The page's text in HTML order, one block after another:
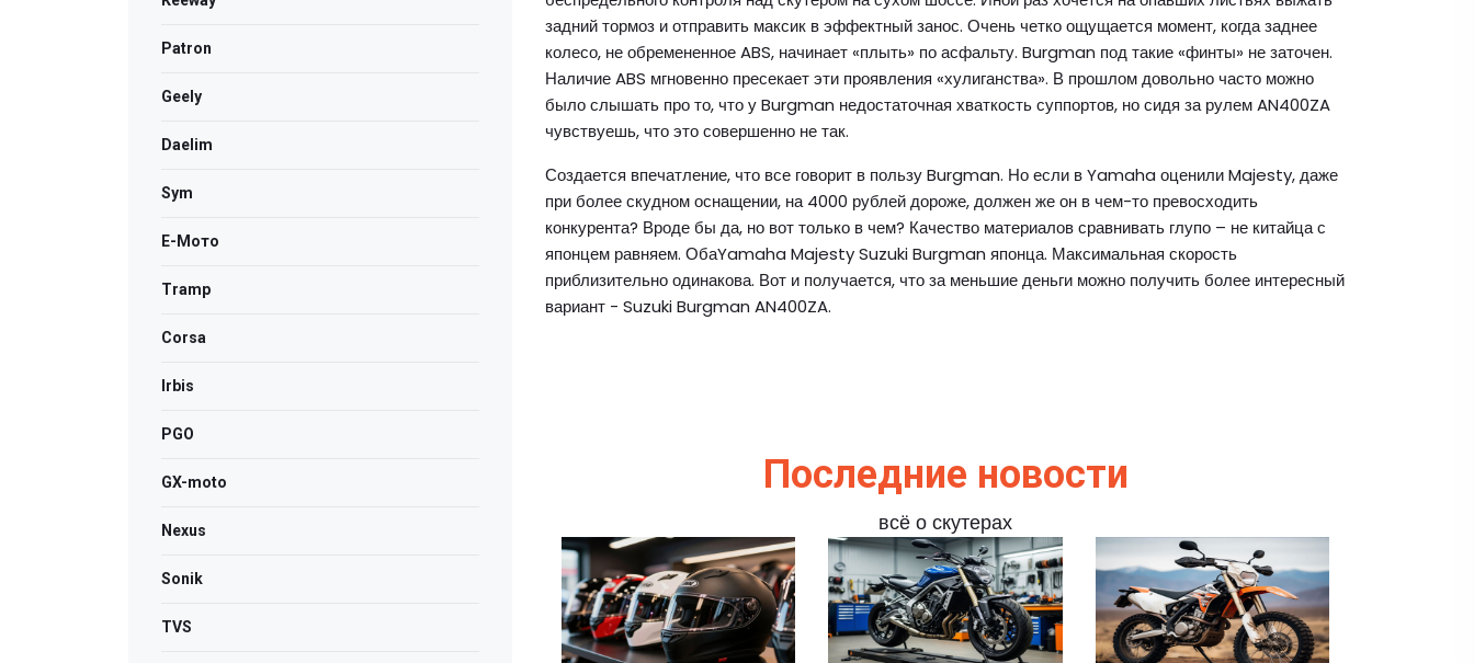
задний тормоз и отправить максик в эффектный занос. Очень четко ощущается момент, когда заднее
колесо, не обремененное ABS, начинает «плыть» по асфальту. Burgman под такие «финты» не заточен.
Наличие ABS мгновенно пресекает эти проявления «хулиганства». В прошлом довольно часто можно
было слышать про то, что у Burgman недостаточная хваткость суппортов, но сидя за рулем AN400ZA
чувствуешь, что это совершенно не так.
Создается впечатление, что все говорит в пользу Burgman. Но если в Yamaha оценили Majesty, даже
при более скудном оснащении, на 4000 рублей дороже, должен же он в чем-то превосходить
конкурента? Вроде бы да, но вот только в чем? Качество материалов сравнивать глупо – не китайца с
японцем равняем. ОбаYamaha Majesty Suzuki Burgman японца. Максимальная скорость
приблизительно одинакова. Вот и получается, что за меньшие деньги можно получить более интересный
вариант - Suzuki Burgman AN400ZA.
Последние новости
всё о скутерах
Patron
Geely
Daelim
Sym
Е-Мото
Tramp
Corsa
Irbis
PGO
GX-moto
Nexus
Sonik
TVS